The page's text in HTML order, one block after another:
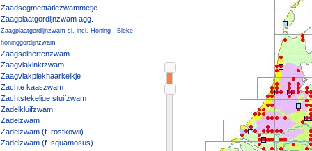
Zaadsegmentatiezwammetje
Zaagplaatgordijnzwam agg.
Zaagplaatgordijnzwam sl, incl. Honing-, Bleke
honinggordijnzwam
Zaagselhertenzwam
Zaagvlakinktzwam
Zaagvlakpiekhaarkelkje
Zachte kaaszwam
Zachtstekelige stuifzwam
Zadelkluifzwam
Zadelzwam
Zadelzwam (f. rostkowii)
Zadelzwam (f. squamosus)